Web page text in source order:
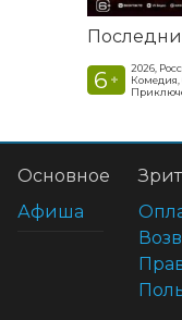
6 +
2026,
Комедия,
Основное
Афиша